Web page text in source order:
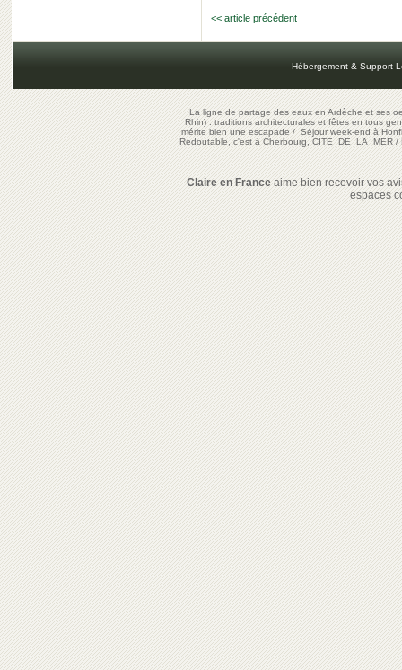
<< article précédent
Hébergement & Support
La ligne de partage des eaux en Ardèche et ses
Rhin) : traditions architecturales et fêtes en tous
mérite bien une escapade/Séjour week-end à
Redoutable, c'est à Cherbourg, CITE DE LA MER/
Claire en Franceaime bien recevoir vos
espaces